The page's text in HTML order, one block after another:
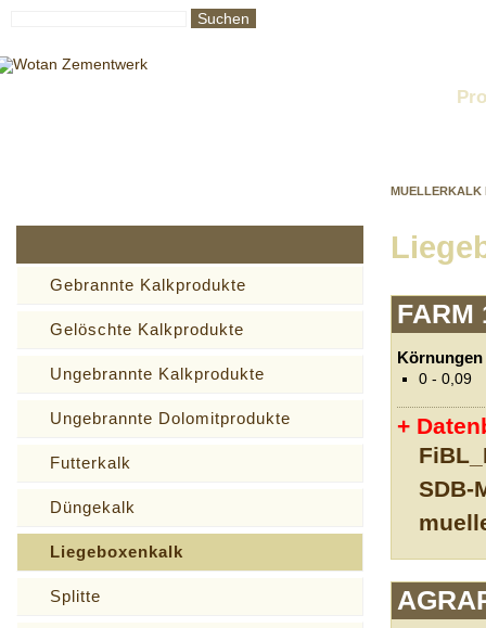
Suchen
MUELLERKALK
FARM
0 - 0,09
SDB-
Gebrannte Kalkprodukte
Gelöschte Kalkprodukte
Ungebrannte Kalkprodukte
Ungebrannte Dolomitprodukte
Futterkalk
Düngekalk
Liegeboxenkalk
Splitte